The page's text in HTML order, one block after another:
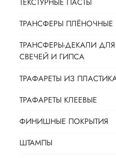
ТРАНСФЕРЫ ПЛЁНОЧНЫЕ
ТРАНСФЕРЫ-ДЕКАЛИ ДЛЯ
СВЕЧЕЙ И ГИПСА
ТРАФАРЕТЫ ИЗ
ТРАФАРЕТЫ КЛЕЕВЫЕ
ФИНИШНЫЕ ПОКРЫТИЯ
ШТАМПЫ